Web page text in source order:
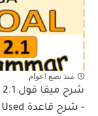
منذ بضع اعوام
- شرح قاعدة Used...